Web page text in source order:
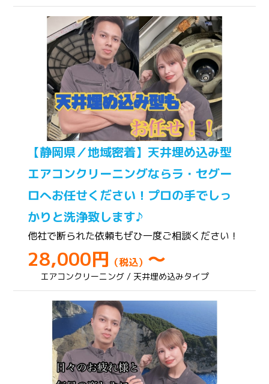
【静岡県／地域密着】天井埋め込み型
エアコンクリーニングならラ・セグー
ロへお任せください！プロの手でしっ
かりと洗浄致します♪
他社で断られた依頼もぜひ一度ご相談ください！
28,000円 （税込） ～
エアコンクリーニング / 天井埋め込みタイプ